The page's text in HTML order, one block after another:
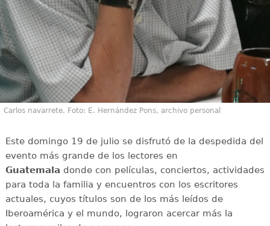
Carlos navarrete. Foto: E. Hernández Pons, archivo personal
Este domingo 19 de julio se disfrutó de la despedida del
evento más grande de los lectores en
Guatemala donde con películas, conciertos, actividades
para toda la familia y encuentros con los escritores
actuales, cuyos títulos son de los más leídos de
Iberoamérica y el mundo, lograron acercar más la